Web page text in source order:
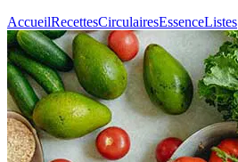
AccueilRecettesCirculairesEssenceListes